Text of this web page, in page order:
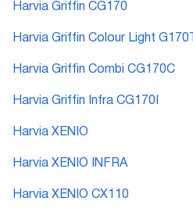
Harvia Griffin CG170
Harvia Griffin Colour Light G170T
Harvia Griffin Combi CG170C
Harvia Griffin Infra CG170I
Harvia XENIO
Harvia XENIO INFRA
Harvia XENIO CX110